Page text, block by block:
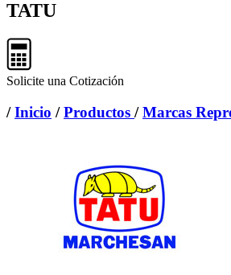
TATU
Solicite una Cotización
/Inicio /Productos /Marcas